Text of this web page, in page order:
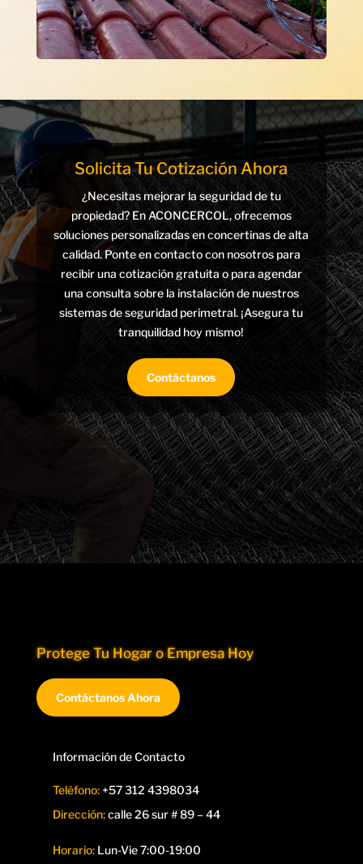
Solicita Tu Cotización Ahora
¿Necesitas mejorar la seguridad de tu
propiedad? En ACONCERCOL, ofrecemos
soluciones personalizadas en concertinas de alta
calidad. Ponte en contacto con nosotros para
recibir una cotización gratuita o para agendar
una consulta sobre la instalación de nuestros
sistemas de seguridad perimetral. ¡Asegura tu
tranquilidad hoy mismo!
Contáctanos
Protege Tu Hogar o Empresa Hoy
Contáctanos Ahora
Información de Contacto
Teléfono:+57 312 4398034
Dirección:calle 26 sur # 89 – 44
Horario: Lun-Vie 7:00-19:00